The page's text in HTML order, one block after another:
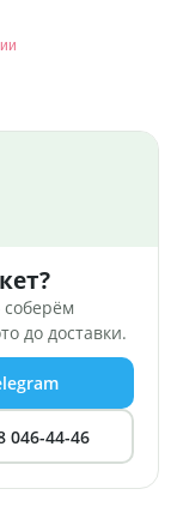
до доставки.
046-44-46